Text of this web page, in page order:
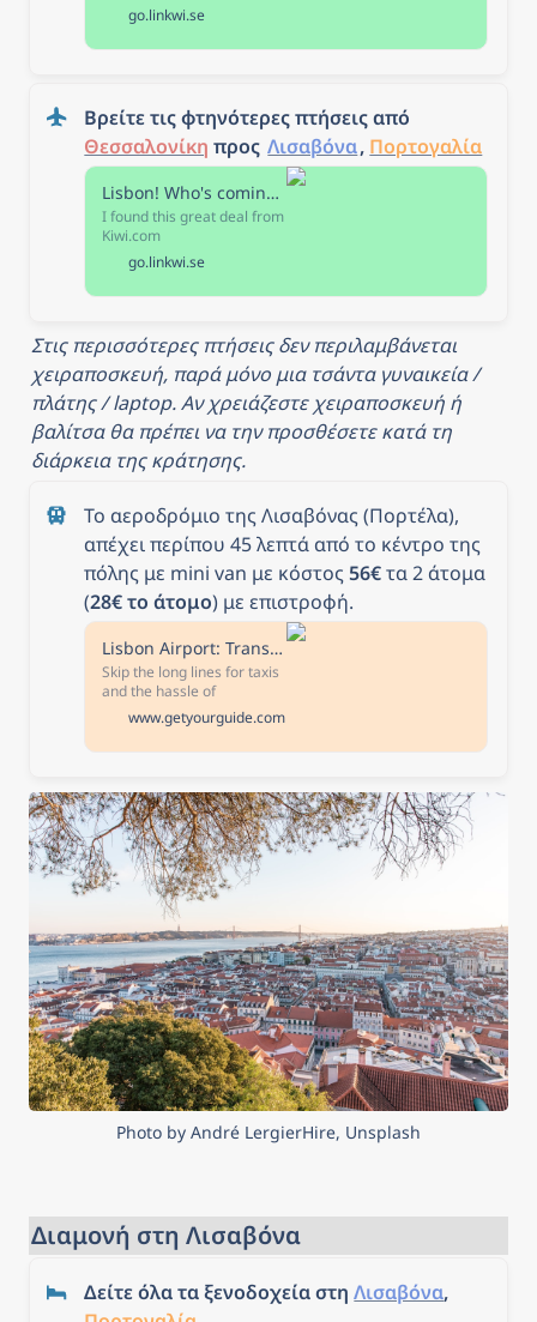
go.linkwi.se
Θεσσαλονίκη προς Λισαβόνα, Πορτογαλία
Lisbon! Who's coming with me?
I found this great deal from
Kiwi.com
go.linkwi.se
Στις περισσότερες πτήσεις δεν περιλαμβάνεται
χειραποσκευή, παρά μόνο μια τσάντα γυναικεία /
πλάτης / laptop. Αν χρειάζεστε χειραποσκευή ή
βαλίτσα θα πρέπει να την προσθέσετε κατά τη
διάρκεια της κράτησης.
Το αεροδρόμιο της Λισαβόνας (Πορτέλα),
απέχει περίπου 45 λεπτά από το κέντρο της
πόλης με mini van με κόστος 56€ τα 2 άτομα
(28€ το άτομο) με επιστροφή.
Lisbon Airport: Transfer to/from Lisbon Center
Skip the long lines for taxis
and the hassle of
navigating public
transportation when you
arrive at the Lisbon airport.
comfort and safety from
the airport to your central
Lisbon hotel.
www.getyourguide.com
Photo by André LergierHire, Unsplash
Διαμονή στη Λισαβόνα
Δείτε όλα τα ξενοδοχεία στη Λισαβόνα